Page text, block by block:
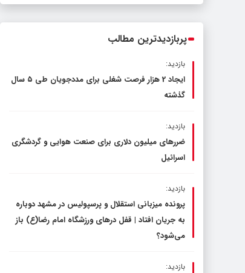
پربازدیدترین مطالب
بازدید:
ایجاد 2 هزار فرصت شغلی برای مددجویان طی ۵ سال
گذشته
بازدید:
ضررهای میلیون دلاری برای صنعت هوایی و گردشگری
اسرائیل
بازدید:
پرونده میزبانی استقلال و پرسپولیس در مشهد دوباره
به جریان افتاد | قفل در‌های ورزشگاه امام رضا(ع) باز
می‌شود؟
بازدید: